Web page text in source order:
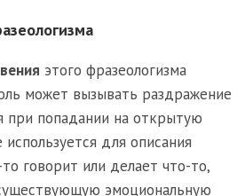
этого фразеологизма
может вызывать раздражение
попадании на открытую
для описания
говорит или делает что-то,
эмоциональную